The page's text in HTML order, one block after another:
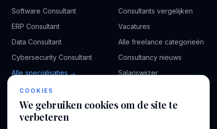
Software Consultant
ERP Consultant
Data Consultant
Cybersecurity Consultant
Alle specialisaties →
Consultants vergelijken
Vacatures
Alle freelance categorieën
Consultancy nieuws
Salariswijzer
BEDRIJF
COOKIES
We gebruiken cookies om de site te
verbeteren